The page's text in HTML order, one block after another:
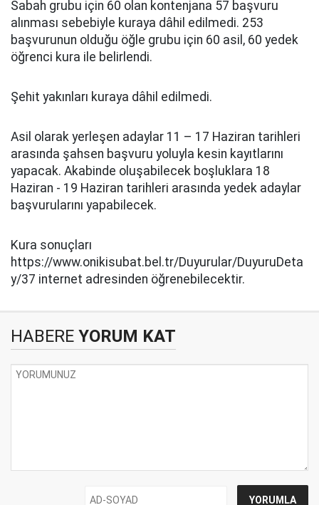
Sabah grubu için 60 olan kontenjana 57 başvuru
alınması sebebiyle kuraya dâhil edilmedi. 253
başvurunun olduğu öğle grubu için 60 asil, 60 yedek
öğrenci kura ile belirlendi.
Şehit yakınları kuraya dâhil edilmedi.
Asil olarak yerleşen adaylar 11 – 17 Haziran tarihleri
arasında şahsen başvuru yoluyla kesin kayıtlarını
yapacak. Akabinde oluşabilecek boşluklara 18
Haziran - 19 Haziran tarihleri arasında yedek adaylar
başvurularını yapabilecek.
Kura sonuçları
https://www.onikisubat.bel.tr/Duyurular/DuyuruDeta
y/37 internet adresinden öğrenebilecektir.
HABERE YORUM KAT